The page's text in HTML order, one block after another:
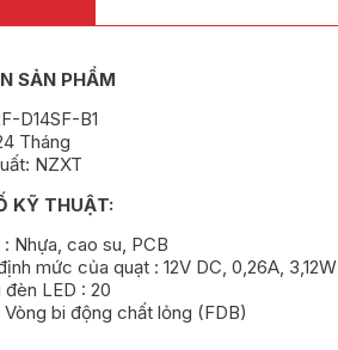
SẢN PHẨM
D14SF-B1
Tháng
NZXT
KỸ THUẬT:
Nhựa, cao su, PCB
mức của quạt : 12V DC, 0,26A, 3,12W
LED : 20
bi động chất lỏng (FDB)